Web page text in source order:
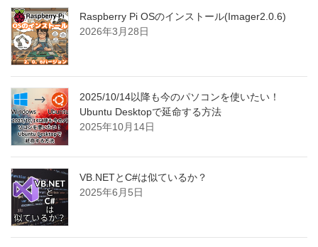
Raspberry Pi OSのインストール(Imager2.0.6)
2026年3月28日
2025/10/14以降も今のパソコンを使いたい！
Ubuntu Desktopで延命する方法
2025年10月14日
VB.NETとC#は似ているか？
2025年6月5日